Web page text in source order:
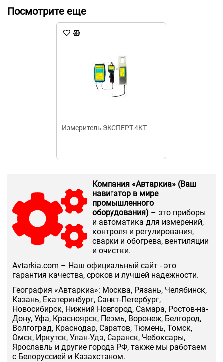
Посмотрите еще
Измеритель ЭКСПЕРТ-4КТ
Компания «Автаркиа» (Ваш
навигатор в мире
промышленного
оборудования) – это приборы
и автоматика для измерений,
контроля и регулирования,
сварки и обогрева, вентиляции
и очистки.
Аvtarkia.com – Наш официальный сайт - это
гарантия качества, сроков и лучшей надежности.
География «Автаркиа»: Москва, Рязань, Челябинск,
Казань, Екатеринбург, Санкт-Петербург,
Новосибирск, Нижний Новгород, Самара, Ростов-на-
Дону, Уфа, Красноярск, Пермь, Воронеж, Белгород,
Волгоград, Краснодар, Саратов, Тюмень, Томск,
Омск, Иркутск, Улан-Удэ, Саранск, Чебоксары,
Ярославль и другие города РФ, также мы работаем
с Белоруссией и Казахстаном.